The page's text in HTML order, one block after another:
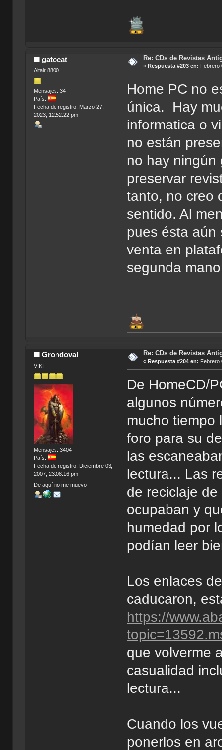
gatocat
Altair 8800
Mensajes: 34
País:
Fecha de registro: Marzo 27,
2023, 12:52:22 pm
Re: CDs de Revistas
« Respuesta #203 en: Febrero
Home PC no
única. Hay
informatica o
no están
no hay ningún
preservar
tanto, no creo
sentido. Al
pues ésta aún
venta en
segunda
Grondoval
VIKI
Mensajes: 3404
País:
Fecha de registro: Diciembre 03,
2007, 23:08:16 pm
De aquí no me muevo
Re: CDs de Revistas
« Respuesta #204 en: Febrero
De HomeCD/
algunos
mucho tiempo
foro para su
las
lectura... Las
de reciclaje
ocupaban y
humedad por
podían leer
Los enlaces
caducaron,
https://
que volverme
casualidad
lectura...
Cuando los
ponerlos en